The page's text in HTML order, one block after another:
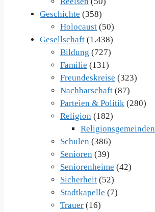
Geschichte (358)
Holocaust (50)
Gesellschaft (1.438)
Bildung (727)
Familie (131)
Freundeskreise (323)
Nachbarschaft (87)
Parteien & Politik (280)
Religion (182)
Religionsgemeinden
Schulen (386)
Senioren (39)
Seniorenheime (42)
Sicherheit (52)
Stadtkapelle (7)
Trauer (16)